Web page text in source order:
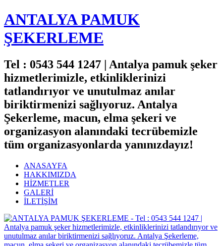
ANTALYA PAMUK
ŞEKERLEME
Tel : 0543 544 1247 | Antalya pamuk şeker
hizmetlerimizle, etkinliklerinizi
tatlandırıyor ve unutulmaz anılar
biriktirmenizi sağlıyoruz. Antalya
Şekerleme, macun, elma şekeri ve
organizasyon alanındaki tecrübemizle
tüm organizasyonlarda yanınızdayız!
ANASAYFA
HAKKIMIZDA
HİZMETLER
GALERİ
İLETİŞİM